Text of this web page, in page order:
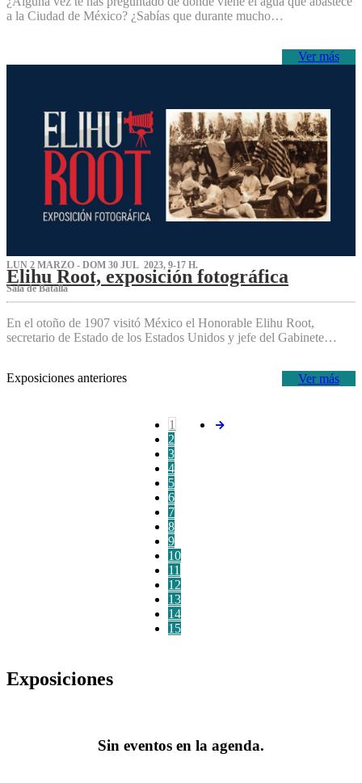
a la Ciudad de México? ¿Sabías que durante mucho…
Ver más
LUN 2 MARZO - DOM 30 JUL 2023, 9-17 H.
Elihu Root, exposición fotográfica
Sala de Batalla
En el otoño de 1907 visitó México el Honorable Elihu Root,
secretario de Estado de los Estados Unidos y jefe del Gabinete…
Ver más
Exposiciones anteriores
1
2
3
4
5
6
7
8
9
10
11
12
13
14
15
Exposiciones
Sin eventos en la agenda.